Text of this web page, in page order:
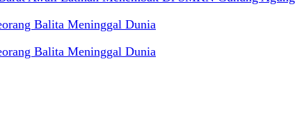
Balita Meninggal Dunia
Balita Meninggal Dunia